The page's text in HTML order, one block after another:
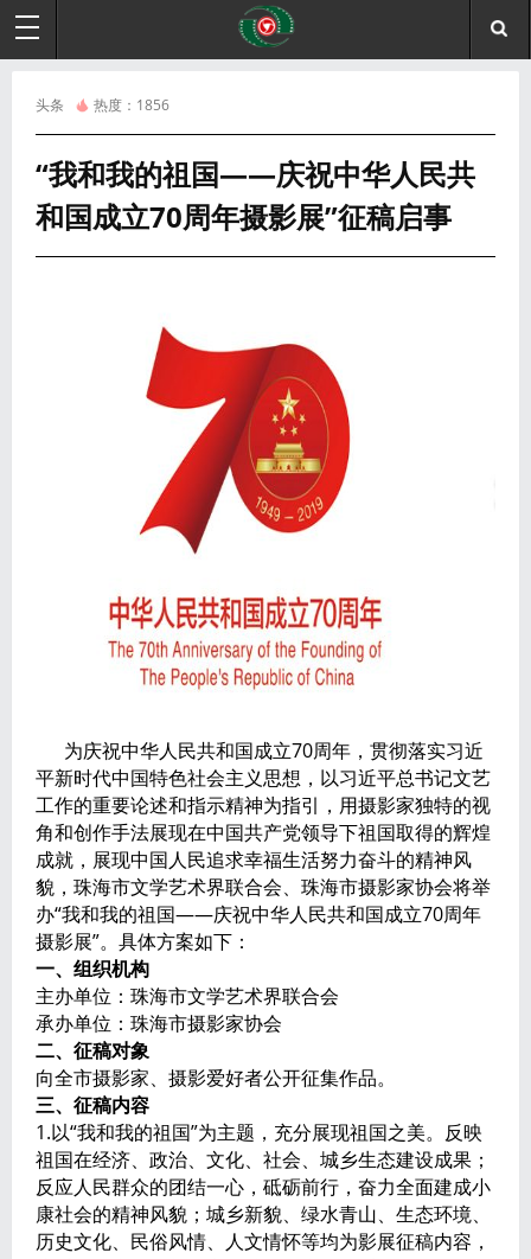
头条 热度： 1856
“我和我的祖国——庆祝中华人民共
和国成立70周年摄影展”征稿启事
为庆祝中华人民共和国成立70周年，贯彻落实习近
平新时代中国特色社会主义思想，以习近平总书记文艺
工作的重要论述和指示精神为指引，用摄影家独特的视
角和创作手法展现在中国共产党领导下祖国取得的辉煌
成就，展现中国人民追求幸福生活努力奋斗的精神风
貌，珠海市文学艺术界联合会、珠海市摄影家协会将举
办“我和我的祖国——庆祝中华人民共和国成立70周年
摄影展”。具体方案如下：
一、组织机构
主办单位：珠海市文学艺术界联合会
承办单位：珠海市摄影家协会
二、征稿对象
向全市摄影家、摄影爱好者公开征集作品。
三、征稿内容
1.以“我和我的祖国”为主题，充分展现祖国之美。反映
祖国在经济、政治、文化、社会、城乡生态建设成果；
反应人民群众的团结一心，砥砺前行，奋力全面建成小
康社会的精神风貌；城乡新貌、绿水青山、生态环境、
历史文化、民俗风情、人文情怀等均为影展征稿内容，